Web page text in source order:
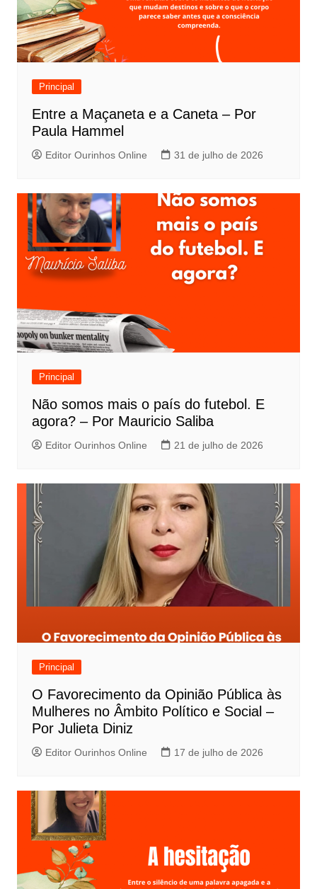
Principal
Entre a Maçaneta e a Caneta – Por
Paula Hammel
Editor Ourinhos Online 31 de julho de 2026
Principal
Não somos mais o país do futebol. E
agora? – Por Mauricio Saliba
Editor Ourinhos Online 21 de julho de 2026
Principal
O Favorecimento da Opinião Pública às
Mulheres no Âmbito Político e Social –
Por Julieta Diniz
Editor Ourinhos Online 17 de julho de 2026